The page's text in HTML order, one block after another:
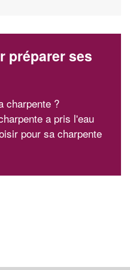
préparer ses
charpente ?
a pris l'eau
pour sa charpente